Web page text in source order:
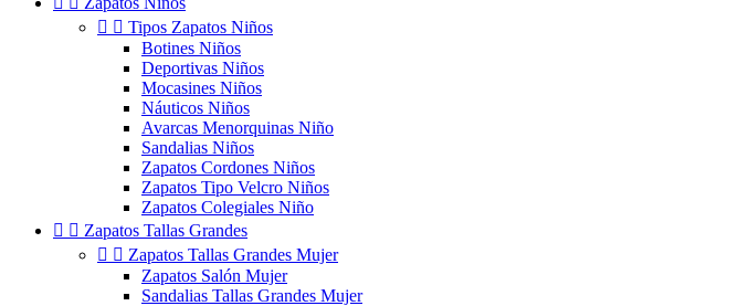
  Tipos Zapatos Niños
Botines Niños
Deportivas Niños
Mocasines Niños
Náuticos Niños
Avarcas Menorquinas Niño
Sandalias Niños
Zapatos Cordones Niños
Zapatos Tipo Velcro Niños
Zapatos Colegiales Niño
  Zapatos Tallas Grandes
  Zapatos Tallas Grandes Mujer
Zapatos Salón Mujer
Sandalias Tallas Grandes Mujer